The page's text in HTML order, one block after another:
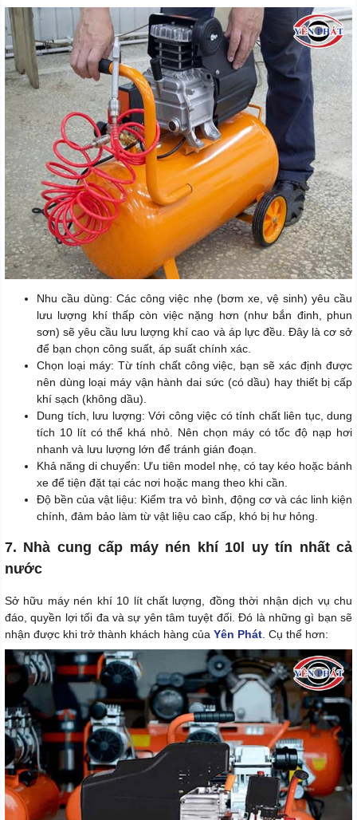
Nhu cầu dùng: Các công việc nhẹ (bơm xe, vệ sinh) yêu cầu
lưu lượng khí thấp còn việc nặng hơn (như bắn đinh, phun
sơn) sẽ yêu cầu lưu lượng khí cao và áp lực đều. Đây là cơ sở
để bạn chọn công suất, áp suất chính xác.
Chọn loại máy: Từ tính chất công việc, bạn sẽ xác định được
nên dùng loại máy vận hành dai sức (có dầu) hay thiết bị cấp
khí sạch (không dầu).
Dung tích, lưu lượng: Với công việc có tính chất liên tục, dung
tích 10 lít có thể khá nhỏ. Nên chọn máy có tốc độ nạp hơi
nhanh và lưu lượng lớn để tránh gián đoạn.
Khả năng di chuyển: Ưu tiên model nhẹ, có tay kéo hoặc bánh
xe để tiện đặt tại các nơi hoặc mang theo khi cần.
Độ bền của vật liệu: Kiểm tra vỏ bình, động cơ và các linh kiện
chính, đảm bảo làm từ vật liệu cao cấp, khó bị hư hỏng.
7. Nhà cung cấp máy nén khí 10l uy tín nhất cả
nước
Sở hữu máy nén khí 10 lít chất lượng, đồng thời nhận dịch vụ chu
đáo, quyền lợi tối đa và sự yên tâm tuyệt đối. Đó là những gì bạn sẽ
nhận được khi trở thành khách hàng của Yên Phát . Cụ thể hơn: